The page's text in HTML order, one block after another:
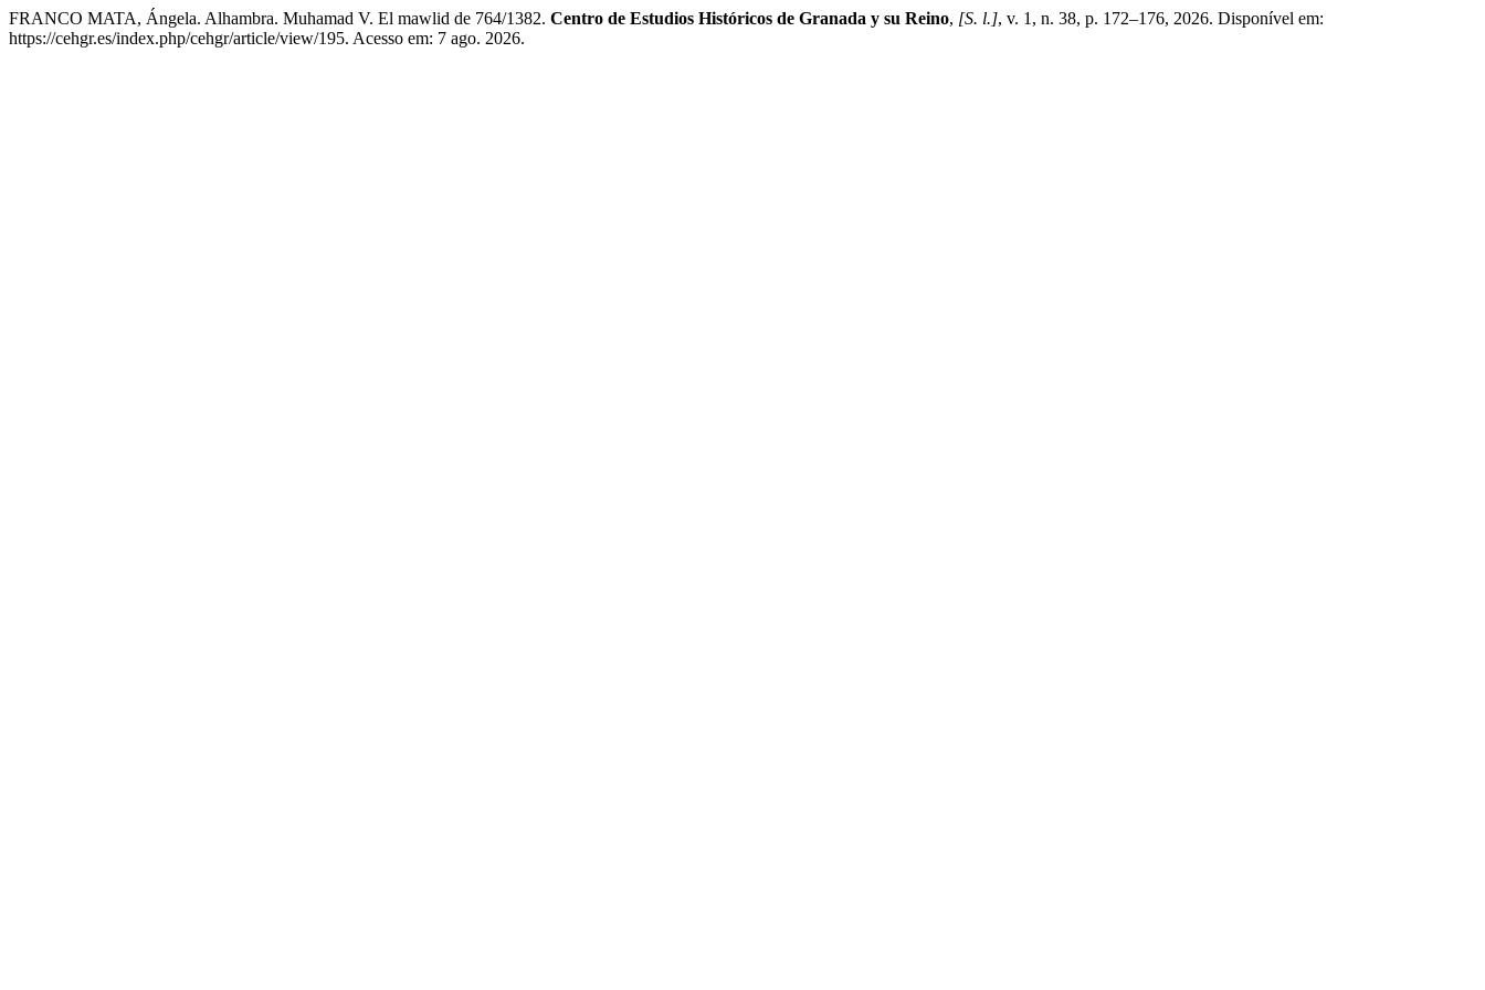
FRANCO MATA, Ángela. Alhambra. Muhamad V. El mawlid de 764/1382. Centro de Estudios Históricos de Granada y su Reino, [S. l.], v. 1, n. 38, p. 172–176, 2026. Disponível em:
https://cehgr.es/index.php/cehgr/article/view/195. Acesso em: 7 ago. 2026.